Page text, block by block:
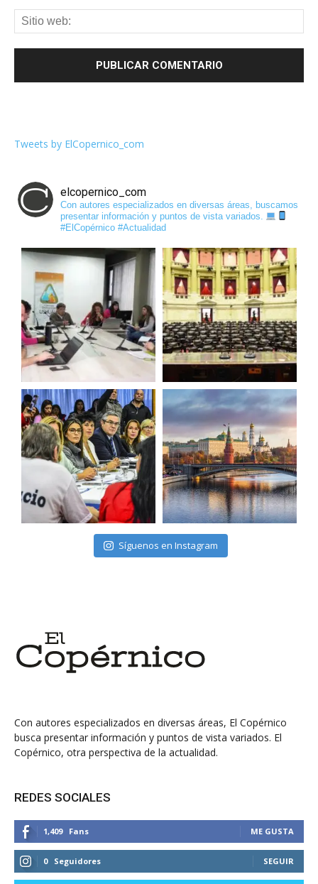
Tweets by ElCopernico_com
elcopernico_com
Con autores especializados en diversas áreas, buscamos
presentar información y puntos de vista variados.
#ElCopérnico #Actualidad
Síguenos en Instagram
Con autores especializados en diversas áreas, El Copérnico
busca presentar información y puntos de vista variados. El
Copérnico, otra perspectiva de la actualidad.
REDES SOCIALES
1,409 Fans ME GUSTA
0 Seguidores SEGUIR